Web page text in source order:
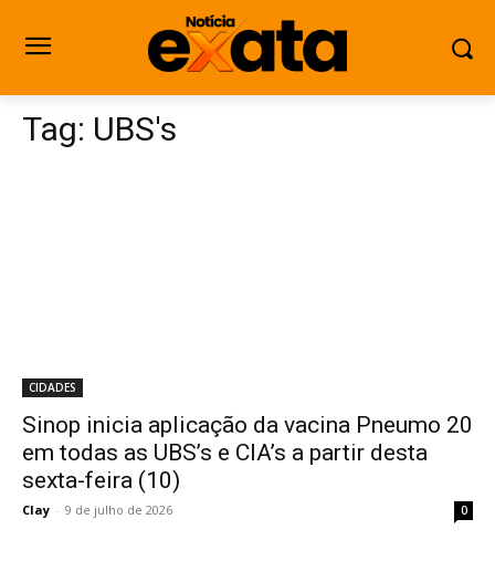
Tag: UBS's
CIDADES
Sinop inicia aplicação da vacina Pneumo 20
em todas as UBS’s e CIA’s a partir desta
sexta-feira (10)
Clay - 9 de julho de 2026 0